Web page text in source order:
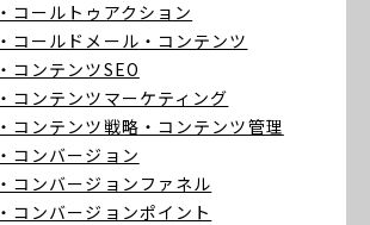
・コールトゥアクション
・コールドメール ・コンテンツ
・コンテンツSEO
・コンテンツマーケティング
・コンテンツ戦略 ・コンテンツ管理
・コンバージョン
・コンバージョンファネル
・コンバージョンポイント